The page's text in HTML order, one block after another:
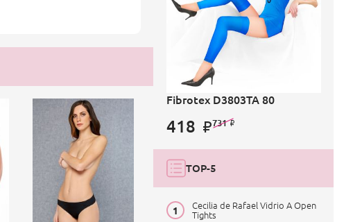
Fibrotex D3803TA 80
418 731
TOP-5
Cecilia de Rafael Vidrio A Open
Tights